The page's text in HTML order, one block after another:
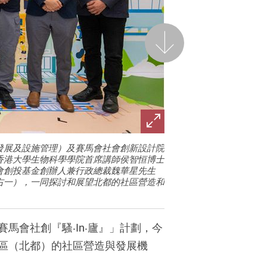
及設施管理）及賽馬會社會創新設計院
大學生物科學學院首席講師侯智恒博士
投基金創辦人兼行政總裁魏華星先生
），一同探討和展望北都的社區營造和
後一頁
會社創『騷‧In‧廬』」計劃，今
（北都）的社區營造與發展機